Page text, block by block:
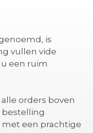
is
vullen vide
een ruim
orders boven
bestelling
een prachtige